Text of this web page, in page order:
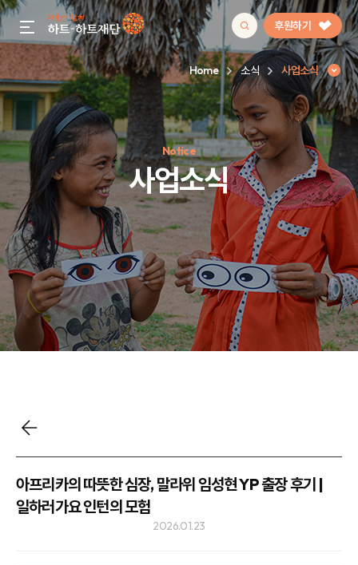
gnb menu open 후원하기
인기 키워드
#정기후원#하트플레이스#캠페인#팬덤후원
Home 소식 사업소식
Notice
사업소식
사업소식
아프리카의 따뜻한 심장, 말라위 임성현 YP 출장 후기 |
일하러가요 인턴의 모험
2026.01.23